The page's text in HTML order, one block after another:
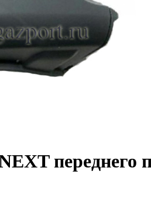
переднего